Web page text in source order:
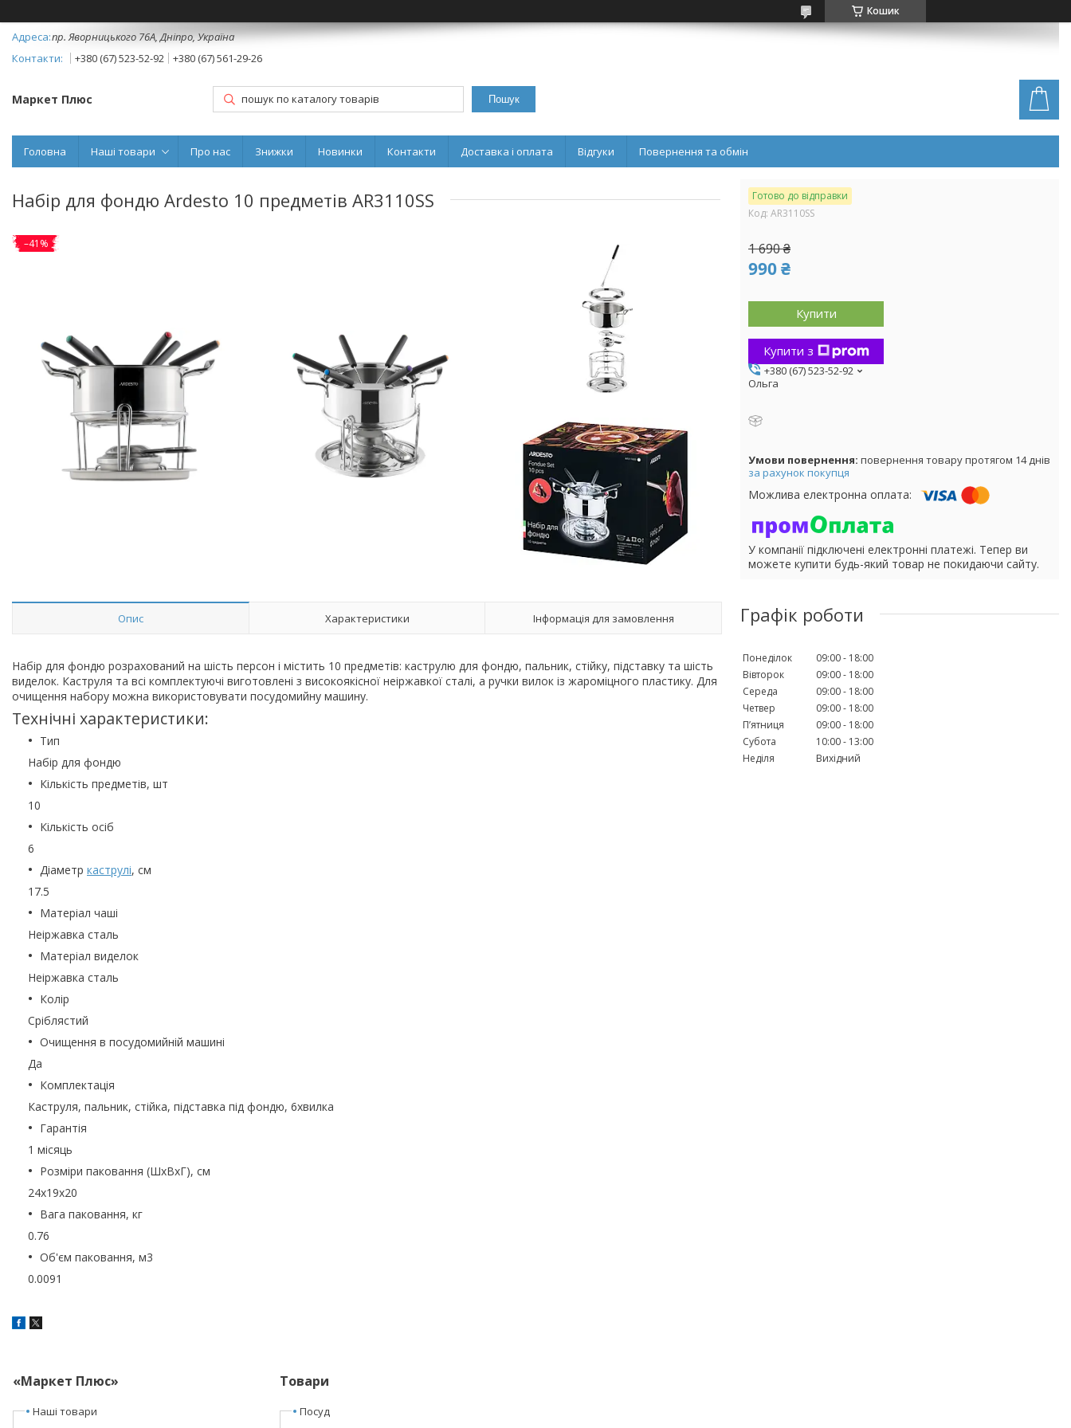
Кошик
пр. Яворницького 76А, Дніпро, Україна
+380 (67) 523-52-92
+380 (67) 561-29-26
Маркет Плюс Пошук
Головна Наші товари Про нас Знижки Новинки Контакти Доставка і оплата Відгуки Повернення та обмін
Набір для фондю Ardesto 10 предметів AR3110SS
–41%
Опис Характеристики Інформація для замовлення
Набір для фондю розрахований на шість персон і містить 10 предметів: каструлю для фондю, пальник, стійку, підставку та шість
виделок. Каструля та всі комплектуючі виготовлені з високоякісної неіржавкої сталі, а ручки вилок із жароміцного пластику. Для
очищення набору можна використовувати посудомийну машину.
Технічні характеристики:
Тип
Набір для фондю
Кількість предметів, шт
10
Кількість осіб
6
Діаметр каструлі, см
17.5
Матеріал чаші
Неіржавка сталь
Матеріал виделок
Неіржавка сталь
Колір
Сріблястий
Очищення в посудомийній машині
Да
Комплектація
Каструля, пальник, стійка, підставка під фондю, 6xвилка
Гарантія
1 місяць
Розміри паковання (ШхВхГ), см
24x19x20
Вага паковання, кг
0.76
Об'єм паковання, м3
0.0091
Готово до відправки
Код: AR3110SS
1 690 ₴
990 ₴
Купити
Купити з
+380 (67) 523-52-92
Ольга
повернення товару протягом 14 днів
за рахунок покупця
У компанії підключені електронні платежі. Тепер ви
можете купити будь-який товар не покидаючи сайту.
Графік роботи
Понеділок 09:00
18:00
Вівторок
09:00
18:00
Середа
09:00
18:00
Четвер
09:00
18:00
Пʼятниця
09:00
18:00
Субота
10:00
13:00
Неділя
Вихідний
«Маркет Плюс»
Наші товари
Товари
Посуд